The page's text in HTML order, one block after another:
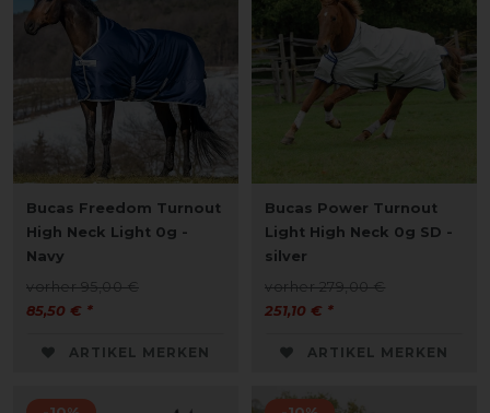
Bucas Freedom Turnout
High Neck Light 0g -
Navy
vorher 95,00 €
85,50 € *
ARTIKEL MERKEN
Bucas Power Turnout
Light High Neck 0g SD -
silver
vorher 279,00 €
251,10 € *
ARTIKEL MERKEN